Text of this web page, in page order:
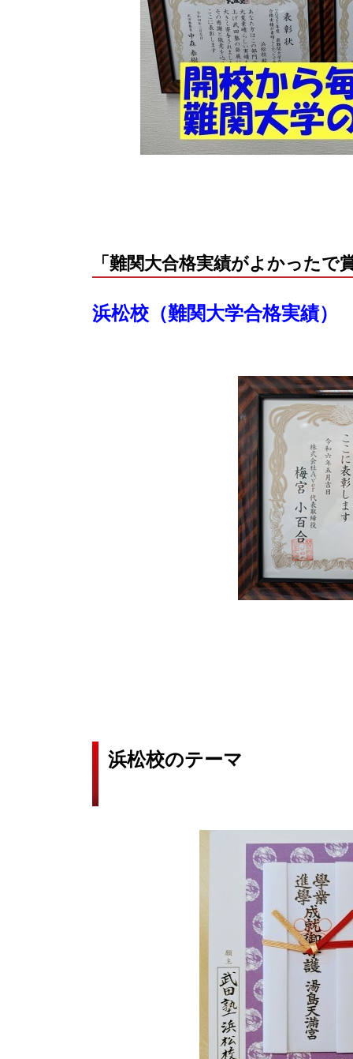
「難関大合格実績がよかったで
浜松校（難関大学合格実績）
浜松校のテーマ